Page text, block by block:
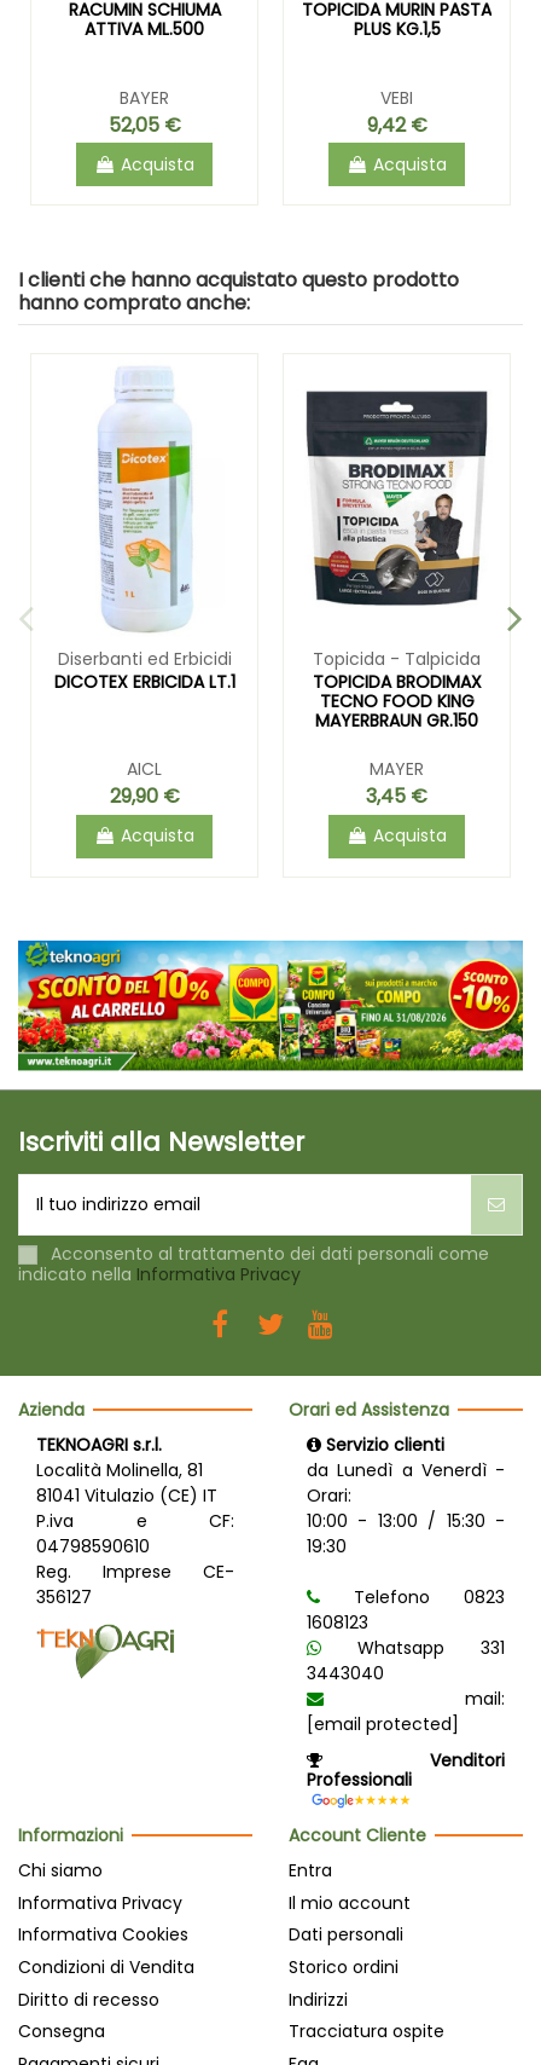
RACUMIN SCHIUMA
ATTIVA ML.500
BAYER
52,05 €
Acquista
TOPICIDA MURIN PASTA
PLUS KG.1,5
VEBI
9,42 €
Acquista
I clienti che hanno acquistato questo prodotto
hanno comprato anche:
Diserbanti ed Erbicidi
DICOTEX ERBICIDA LT.1
AICL
29,90 €
Acquista
Topicida - Talpicida
TOPICIDA BRODIMAX
TECNO FOOD KING
MAYERBRAUN GR.150
MAYER
3,45 €
Acquista
Iscriviti alla Newsletter
Acconsento al trattamento dei dati personali come
indicato nella Informativa Privacy
Azienda
TEKNOAGRI s.r.l.
Località Molinella, 81
81041 Vitulazio (CE) IT
P.iva e CF:
04798590610
Reg. Imprese CE-
356127
Orari ed Assistenza
Servizio clienti
da Lunedì a Venerdì -
Orari:
10:00 - 13:00 / 15:30 -
19:30
Telefono 0823
1608123
Whatsapp 331
3443040
mail:
[email protected]
Venditori
Professionali
Informazioni
Chi siamo
Informativa Privacy
Informativa Cookies
Condizioni di Vendita
Diritto di recesso
Consegna
Account Cliente
Entra
Il mio account
Dati personali
Storico ordini
Indirizzi
Tracciatura ospite